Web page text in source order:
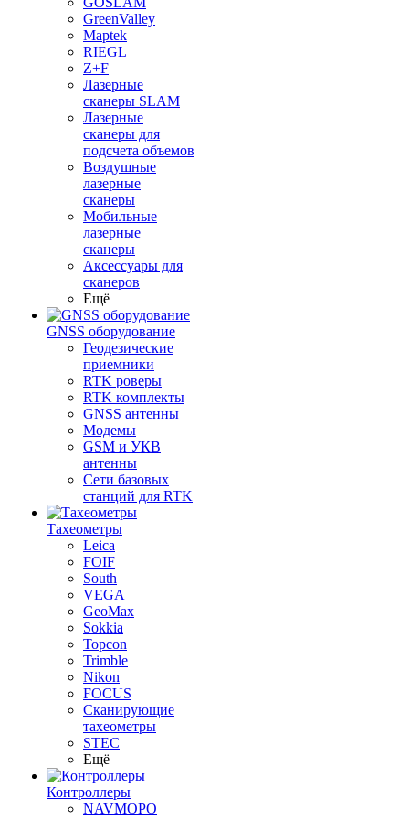
GreenValley
Maptek
RIEGL
Z+F
Лазерные
сканеры SLAM
Лазерные
сканеры для
подсчета объемов
Воздушные
лазерные
сканеры
Мобильные
лазерные
сканеры
Аксессуары для
сканеров
Ещё
GNSS оборудование
Геодезические
приемники
RTK роверы
RTK комплекты
GNSS антенны
Модемы
GSM и УКВ
антенны
Сети базовых
станций для RTK
Тахеометры
Leica
FOIF
South
VEGA
GeoMax
Sokkia
Topcon
Trimble
Nikon
FOCUS
Сканирующие
тахеометры
STEC
Ещё
Контроллеры
NAVMOPO